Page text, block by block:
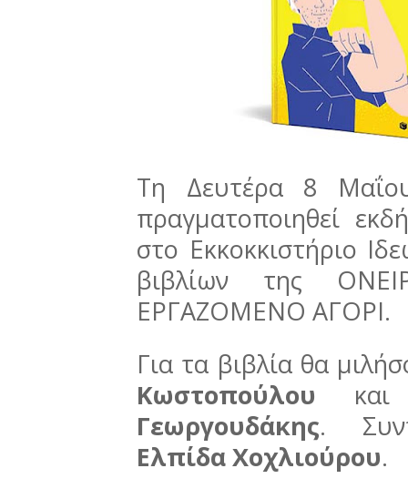
Τη Δευτέρα 8
πραγματοποιηθεί
στο Εκκοκκιστήριο
βιβλίων της
ΕΡΓΑΖΟΜΕΝΟ ΑΓΟΡΙ.
Για τα βιβλία θα
Κωστοπούλου και
Γεωργουδάκης.
Ελπίδα Χοχλιούρου.